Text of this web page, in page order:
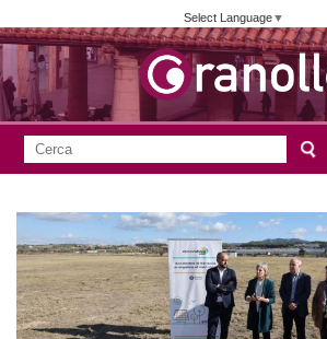
Vés
al
contingut
Select Language▼
F
m
u
l